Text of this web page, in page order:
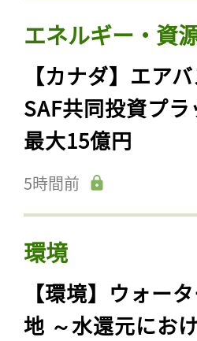
エネルギー・資
【カナダ】エア
SAF共同投資プ
最大15億円
5時間前
環境
【環境】ウォー
地 ～水還元にお